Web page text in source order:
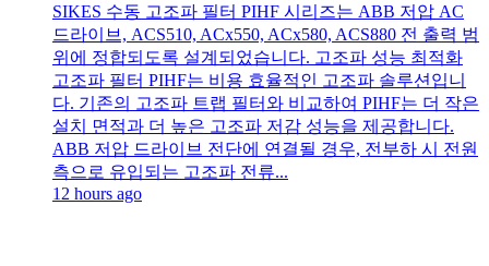
SIKES 수동 고조파 필터 PIHF 시리즈는 ABB 저압 AC
드라이브, ACS510, ACx550, ACx580, ACS880 전 출력 범
위에 정합되도록 설계되었습니다. 고조파 성능 최적화
고조파 필터 PIHF는 비용 효율적인 고조파 솔루션입니
다. 기존의 고조파 트랩 필터와 비교하여 PIHF는 더 작은
설치 면적과 더 높은 고조파 저감 성능을 제공합니다.
ABB 저압 드라이브 전단에 연결될 경우, 전부하 시 전원
측으로 유입되는 고조파 전류...
12 hours ago